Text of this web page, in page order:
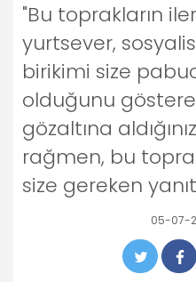
"Bu toprakların
yurtsever,
birikimi size
olduğunu
gözaltına
rağmen, bu
size gereken
05-07-